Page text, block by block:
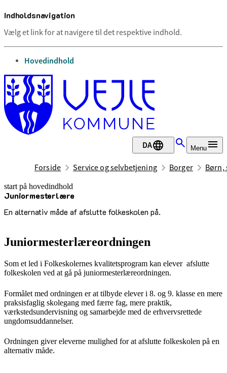
Indholdsnavigation
Vælg et link for at navigere til det respektive indhold.
gå til
Hovedindhold
DA Menu
Forside Service og selvbetjening Borger Børn,
start på hovedindhold
Juniormesterlære
En alternativ måde af afslutte folkeskolen på.
senest opdateret 26. juni 2026
Juniormesterlæreordningen
Som et led i Folkeskolernes kvalitetsprogram kan elever afslutte
folkeskolen ved at gå på juniormesterlæreordningen.
Formålet med ordningen er at tilbyde elever i 8. og 9. klasse en mere
praksisfaglig skolegang med færre fag, mere praktik,
værkstedsundervisning og samarbejde med de erhvervsrettede
ungdomsuddannelser.
Ordningen giver eleverne mulighed for at afslutte folkeskolen på en
alternativ måde.